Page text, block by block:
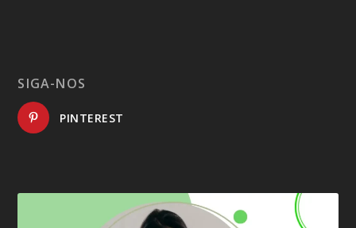
SIGA-NOS
PINTEREST